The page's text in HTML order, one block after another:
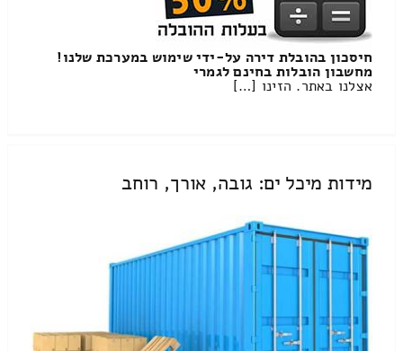
חיסכון בהובלת דירה על-ידי שימוש במערכת שלנו!
מחשבון הובלות בחינם לגמרי
אצלנו באתר. הזינו […]
מידות מיכל ים: גובה, אורך, רוחב